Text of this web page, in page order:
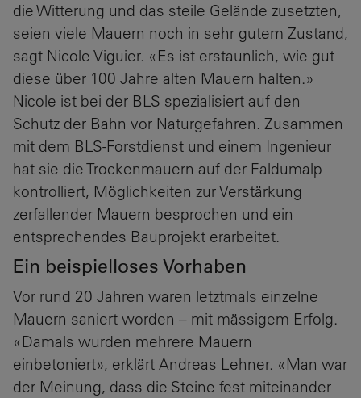
die Witterung und das steile Gelände zusetzten,
seien viele Mauern noch in sehr gutem Zustand,
sagt Nicole Viguier. «Es ist erstaunlich, wie gut
diese über 100 Jahre alten Mauern halten.»
Nicole ist bei der BLS spezialisiert auf den
Schutz der Bahn vor Naturgefahren. Zusammen
mit dem BLS-Forstdienst und einem Ingenieur
hat sie die Trockenmauern auf der Faldumalp
kontrolliert, Möglichkeiten zur Verstärkung
zerfallender Mauern besprochen und ein
entsprechendes Bauprojekt erarbeitet.
Ein beispielloses Vorhaben
Vor rund 20 Jahren waren letztmals einzelne
Mauern saniert worden – mit mässigem Erfolg.
«Damals wurden mehrere Mauern
einbetoniert», erklärt Andreas Lehner. «Man war
der Meinung, dass die Steine fest miteinander